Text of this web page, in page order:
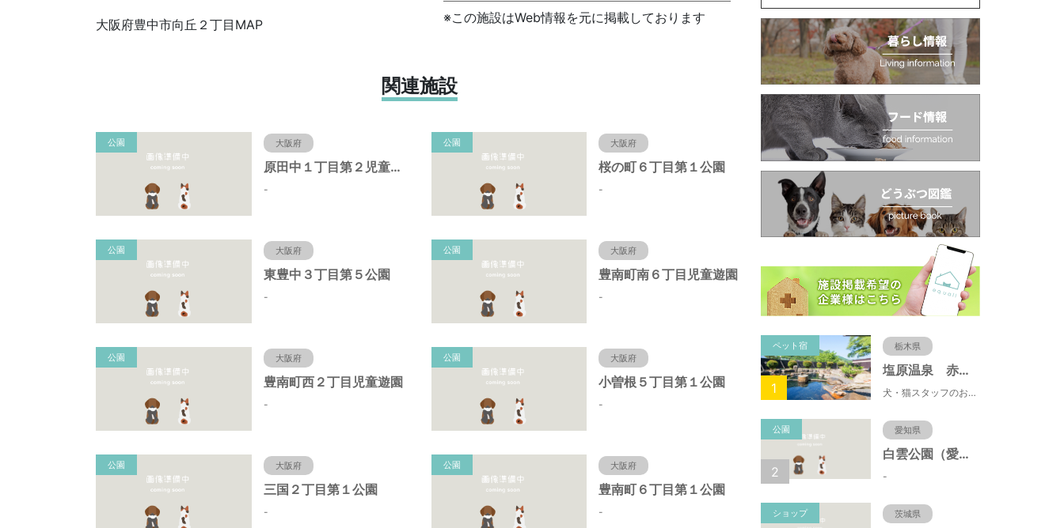
大阪府豊中市向丘２丁目MAP
※この施設はWeb情報を元に掲載しております
関連施設
公園 大阪府
原田中１丁目第２児童遊園
-
公園 大阪府
桜の町６丁目第１公園
-
公園 大阪府
東豊中３丁目第５公園
-
公園 大阪府
豊南町南６丁目児童遊園
-
公園 大阪府
豊南町西２丁目児童遊園
-
公園 大阪府
小曽根５丁目第１公園
-
公園 大阪府
三国２丁目第１公園
-
公園 大阪府
豊南町６丁目第１公園
-
ペット宿 栃木県
塩原温泉 赤沢温泉旅館
犬・猫スタッフのおもてニャしが魅力のひとつ♪大自然に囲まれた隠れ家的宿で癒やしの休日を。
1
公園 愛知県
白雲公園（愛知県名古屋市）
-
2
ショップ 茨城県